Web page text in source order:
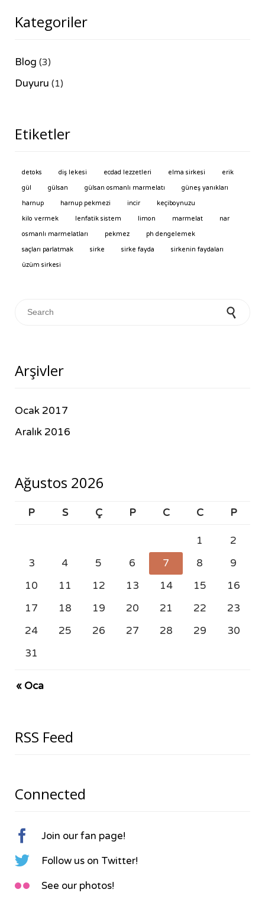
Kategoriler
Blog (3)
Duyuru (1)
Etiketler
detoks diş lekesi ecdad lezzetleri elma sirkesi
erik
gül
gülsan gülsan osmanlı marmelatı
güneş yanıkları
harnup
harnup pekmezi incir
keçiboynuzu
kilo vermek
lenfatik sistem limon marmelat
nar
osmanlı marmelatları
pekmez
ph dengelemek
saçları parlatmak
sirke sirke fayda
sirkenin faydaları
üzüm sirkesi
Arşivler
Ocak 2017
Aralık 2016
Ağustos 2026
P S Ç P C C P
« Oca
1
2
3
4 5 6 7 8
9
10
11 12 13 14 15
16
17
18 19 20 21 22
23
24
25 26 27 28 29
30
31
RSS Feed
Connected
 Join our fan page!
 Follow us on Twitter!
 See our photos!